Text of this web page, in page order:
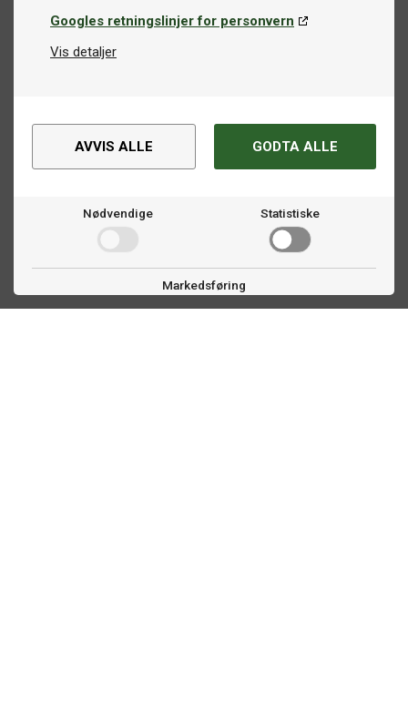
Googles retningslinjer for personvern
Vis detaljer
AVVIS ALLE GODTA ALLE
Nødvendige Statistiske
Markedsføring